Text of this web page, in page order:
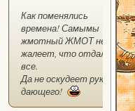
Как поменялись
времена! Самымы
жмотный ЖМОТ не
жалеет, что отдал
все.
Да не оскудеет рука
дающего!